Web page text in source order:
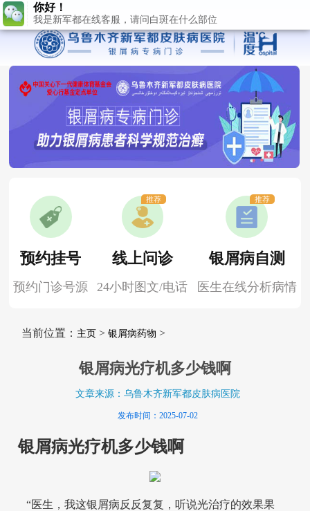
预约挂号
预约门诊号源
线上问诊
24小时图文/电话
推荐
银屑病自测
医生在线分析病情
推荐
当前位置： 主页> 银屑病药物 >
银屑病光疗机多少钱啊
文章来源：乌鲁木齐新军都皮肤病医院
发布时间：2025-07-02
银屑病光疗机多少钱啊
“医生，我这银屑病反反复复，听说光治疗的效果果